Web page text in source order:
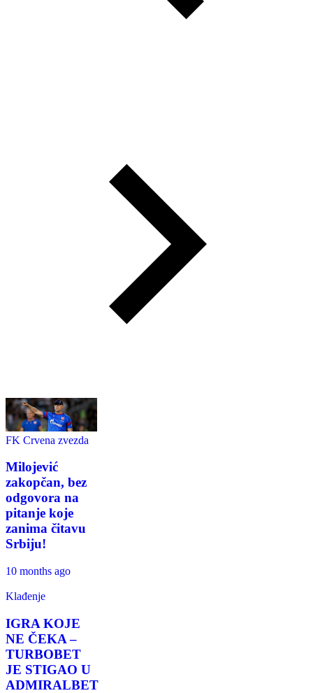
FK Crvena zvezda
Milojević
zakopčan, bez
odgovora na
pitanje koje
zanima čitavu
Srbiju!
10 months ago
Klađenje
IGRA KOJE
NE ČEKA –
TURBOBET
JE STIGAO U
ADMIRALBET